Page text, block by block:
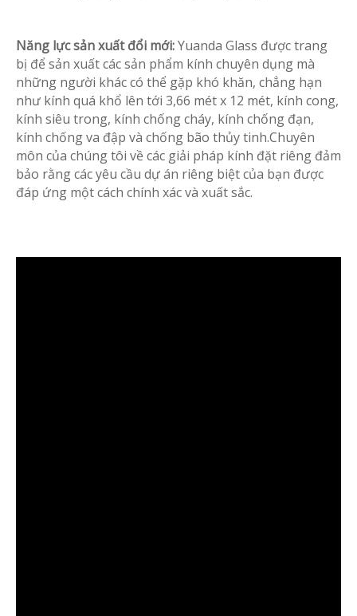
Năng lực sản xuất đổi mới:Yuanda Glass được trang
bị để sản xuất các sản phẩm kính chuyên dụng mà
những người khác có thể gặp khó khăn, chẳng hạn
như kính quá khổ lên tới 3,66 mét x 12 mét, kính cong,
kính siêu trong, kính chống cháy, kính chống đạn,
kính chống va đập và chống bão thủy tinh.Chuyên
môn của chúng tôi về các giải pháp kính đặt riêng đảm
bảo rằng các yêu cầu dự án riêng biệt của bạn được
đáp ứng một cách chính xác và xuất sắc.